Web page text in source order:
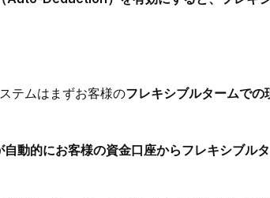
テムはまずお客様のフレキシブルタームでの
動的にお客様の資金口座からフレキシブル